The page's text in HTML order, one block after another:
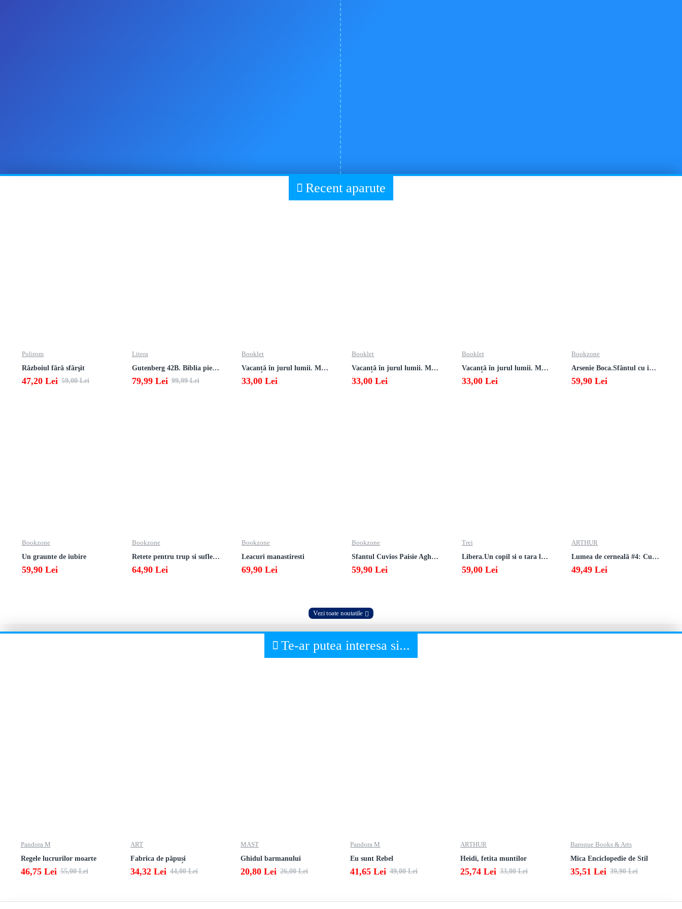
Recent aparute
Polirom
Războiul fără sfârşit
47,20 Lei 59,00 Lei
Litera
Gutenberg 42B. Biblia pierduta
79,99 Lei 99,99 Lei
Booklet
Vacanță în jurul lumii. Matematică clasa a VII-a – EDIȚIA 2026
33,00 Lei
Booklet
Vacanță în jurul lumii. Matematică clasa a VI-a – EDIȚIA 2026
33,00 Lei
Booklet
Vacanță în jurul lumii. Matematică clasa a V-a – EDIȚIA 2026
33,00 Lei
Bookzone
Arsenie Boca.Sfântul cu inima cat cerul
59,90 Lei
Bookzone
Un graunte de iubire
59,90 Lei
Bookzone
Retete pentru trup si suflet din bucataria manastirii
64,90 Lei
Bookzone
Leacuri manastiresti
69,90 Lei
Bookzone
Sfantul Cuvios Paisie Aghioritul
59,90 Lei
Trei
Libera.Un copil si o tara la sfarsitul istoriei.Lea Ypi
59,00 Lei
ARTHUR
Lumea de cerneală #4: Culoarea răzbunării
49,49 Lei
Vezi toate noutatile
Te-ar putea interesa si...
Pandora M
Regele lucrurilor moarte
46,75 Lei 55,00 Lei
ART
Fabrica de păpuși
34,32 Lei 44,00 Lei
MAST
Ghidul barmanului
20,80 Lei 26,00 Lei
Pandora M
Eu sunt Rebel
41,65 Lei 49,00 Lei
ARTHUR
Heidi, fetita muntilor
25,74 Lei 33,00 Lei
Baroque Books & Arts
Mica Enciclopedie de Stil
35,51 Lei 39,90 Lei